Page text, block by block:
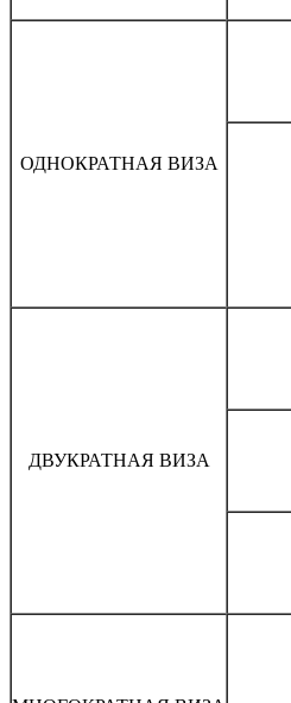
ОДНОКРАТНАЯ ВИЗА
ДВУКРАТНАЯ ВИЗА